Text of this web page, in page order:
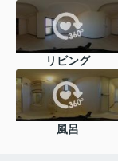
リビング
風呂